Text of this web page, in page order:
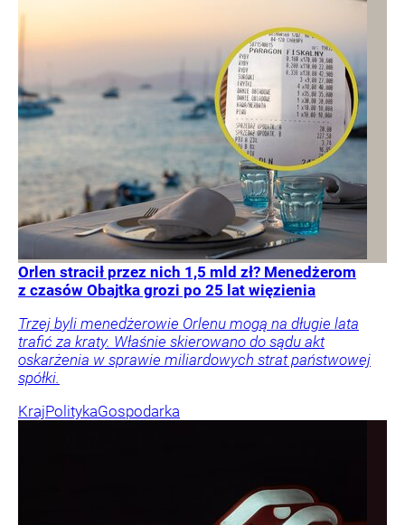
Orlen stracił przez nich 1,5 mld zł? Menedżerom
z czasów Obajtka grozi po 25 lat więzienia
Trzej byli menedżerowie Orlenu mogą na długie lata
trafić za kraty. Właśnie skierowano do sądu akt
oskarżenia w sprawie miliardowych strat państwowej
spółki.
KrajPolitykaGospodarka